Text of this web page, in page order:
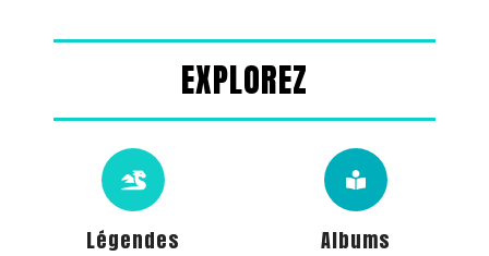
EXPLOREZ
Légendes Albums